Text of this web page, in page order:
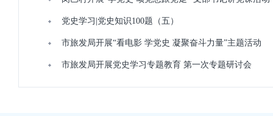
党史学习|党史知识100题（五）
市旅发局开展“看电影 学党史 凝聚奋斗力量”主题活动
市旅发局开展党史学习专题教育 第一次专题研讨会